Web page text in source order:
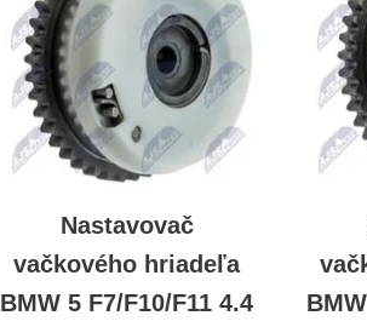
Nastavovač
vačkového hriadeľa
BMW 5 F7/F10/F11 4.4